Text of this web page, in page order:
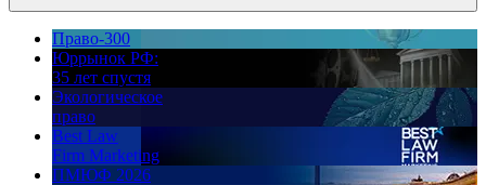
Право-300
Юррынок РФ:
35 лет спустя
Экологическое
право
Best Law
Firm Marketing
ПМЮФ 2026